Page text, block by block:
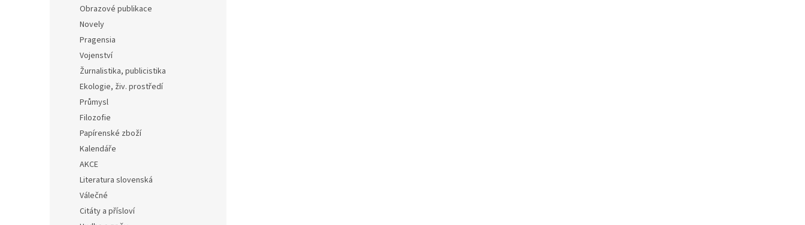
Obrazové publikace
Novely
Pragensia
Vojenství
Žurnalistika, publicistika
Ekologie, živ. prostředí
Průmysl
Filozofie
Papírenské zboží
Kalendáře
AKCE
Literatura slovenská
Válečné
Citáty a přísloví